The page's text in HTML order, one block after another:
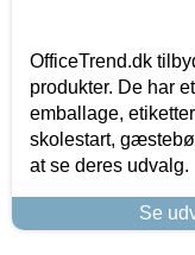
OfficeTrend.dk
produkter. De har
emballage,
skolestart,
at se deres udvalg.
Se